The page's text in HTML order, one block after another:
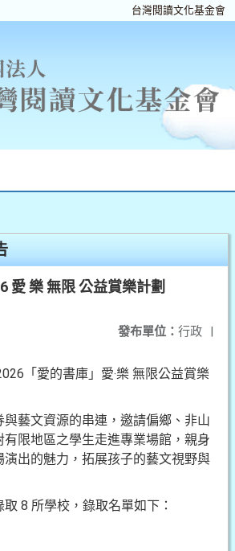
台灣閱讀文化基金會
愛 樂 無限 公益賞樂計劃
發布單位： 行政 |
「愛的書庫」愛‧樂 無限公益賞樂
藝文資源的串連，邀請偏鄉、非山
限地區之學生走進專業場館，親身
演出的魅力，拓展孩子的藝文視野與
8 所學校，錄取名單如下：